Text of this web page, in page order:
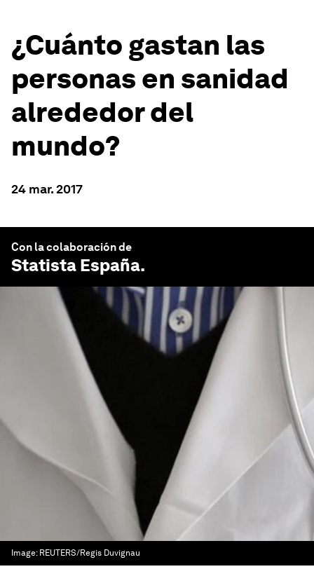
¿Cuánto gastan las
personas en sanidad
alrededor del
mundo?
24 mar. 2017
Con la colaboración de
Statista España.
Image: REUTERS/Regis Duvignau